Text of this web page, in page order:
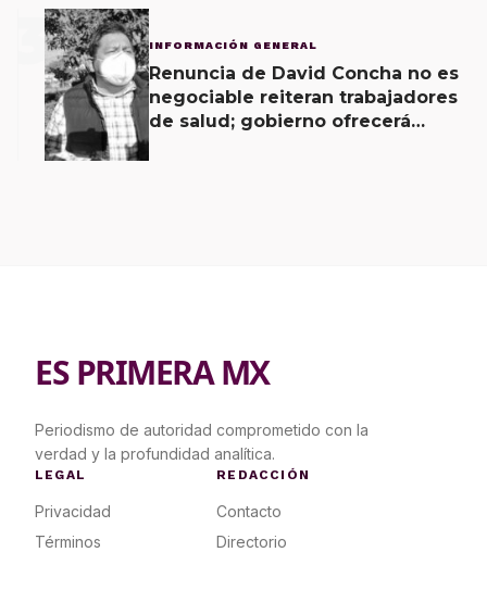
3 INFORMACIÓN GENERAL
Renuncia de David Concha no es
negociable reiteran trabajadores
de salud; gobierno ofrecerá
ES PRIMERA MX
Periodismo de autoridad comprometido con la
verdad y la profundidad analítica.
LEGAL
Privacidad
Términos
REDACCIÓN
Contacto
Directorio